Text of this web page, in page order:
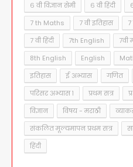
६ वी विज्ञान सेमी
६ वी हिंदी
7 th Maths
7 वी इतिहास
7 वी हिंदी
7th English 7वी
8th English
English
इतिहास
ई अभ्यास गणित
परिसर अभ्यास १
प्रथम सत्र
विज्ञान
विषय - मराठी
संकलित मूल्यमापन प्रथम सत्र
हिंदी